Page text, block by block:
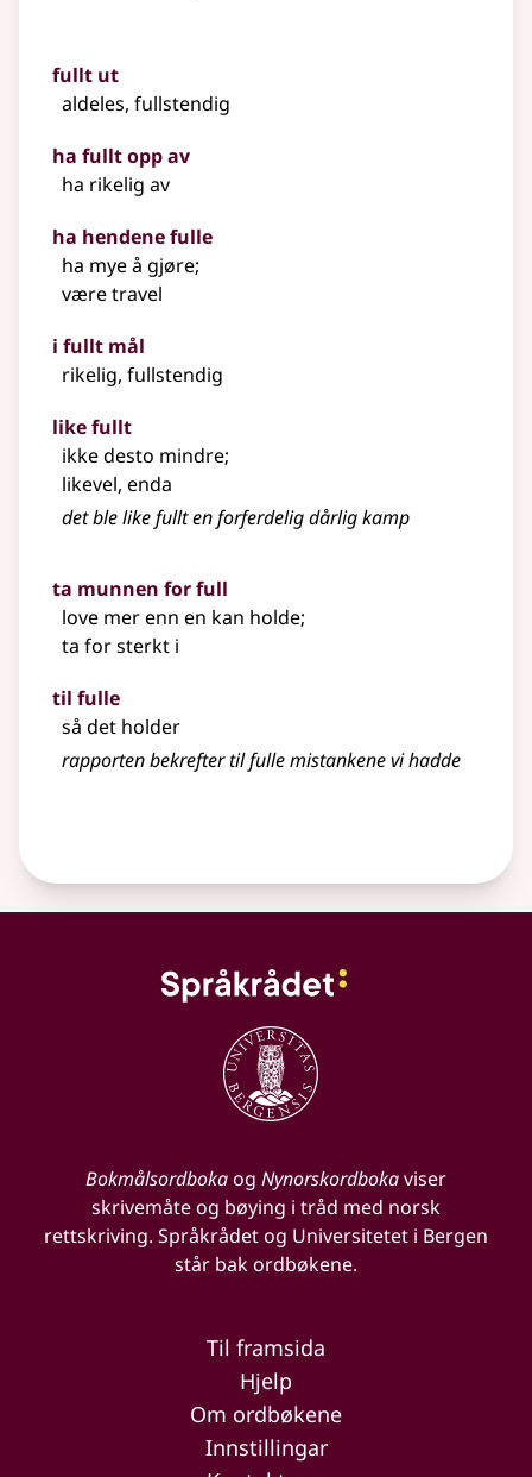
fullt ut
aldeles, fullstendig
ha fullt opp av
ha rikelig av
ha hendene fulle
ha mye å gjøre;
være travel
i fullt mål
rikelig, fullstendig
like fullt
ikke desto mindre;
likevel, enda
det ble like fullt en forferdelig dårlig kamp
ta munnen for full
love mer enn en kan holde;
ta for sterkt i
til fulle
så det holder
rapporten bekrefter til fulle mistankene vi hadde
Bokmålsordbokaog Nynorskordbokaviser
skrivemåte og bøying i tråd med norsk
rettskriving. Språkrådet og Universitetet i Bergen
står bak ordbøkene.
Til framsida
Hjelp
Om ordbøkene
Innstillingar